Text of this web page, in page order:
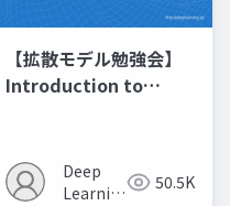
【拡散モデル勉強会】
Introduction to
Deep
Learning
50.5K